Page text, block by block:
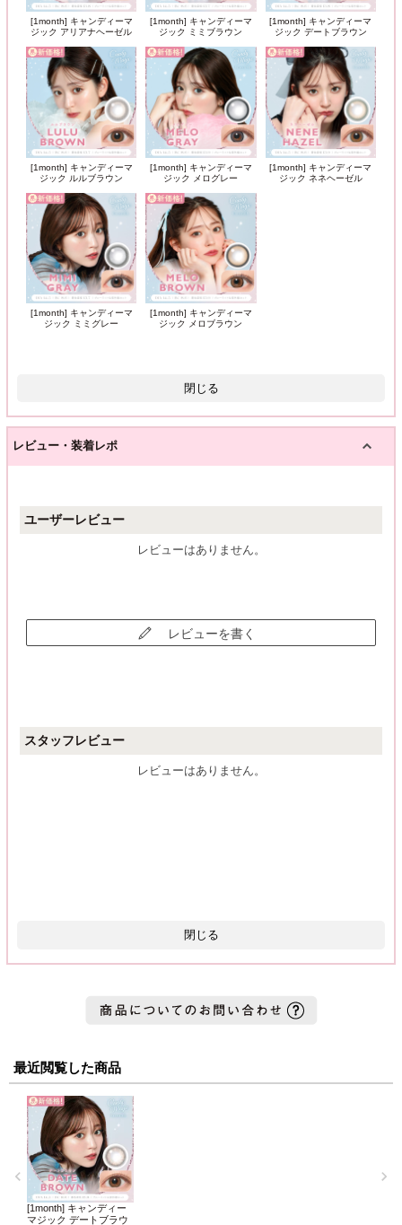
[1month] キャンディーマ
ジック アリアナヘーゼル
[1month] キャンディーマ
ジック ミミブラウン
[1month] キャンディーマ
ジック デートブラウン
[1month] キャンディーマ
ジック ルルブラウン
[1month] キャンディーマ
ジック メログレー
[1month] キャンディーマ
ジック ネネヘーゼル
[1month] キャンディーマ
ジック ミミグレー
[1month] キャンディーマ
ジック メロブラウン
閉じる
レビュー・装着レポ
ユーザーレビュー
レビューはありません。
レビューを書く
スタッフレビュー
レビューはありません。
閉じる
最近閲覧した商品
[1month] キャンディー
マジック デートブラウ